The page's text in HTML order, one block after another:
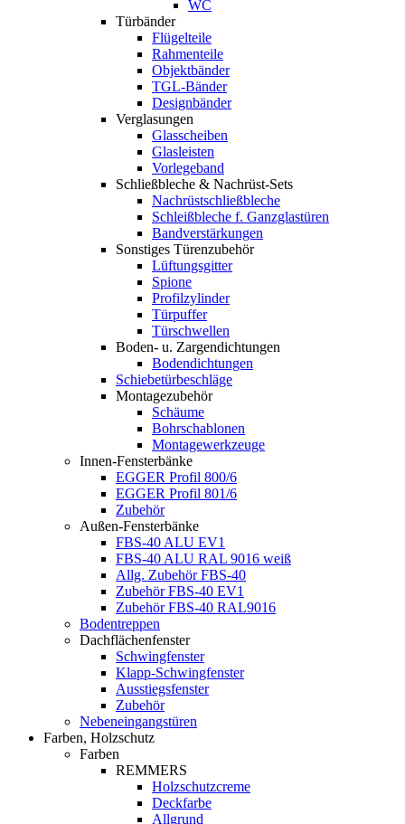
WC
Türbänder
Flügelteile
Rahmenteile
Objektbänder
TGL-Bänder
Designbänder
Verglasungen
Glasscheiben
Glasleisten
Vorlegeband
Schließbleche & Nachrüst-Sets
Nachrüstschließbleche
Schleißbleche f. Ganzglastüren
Bandverstärkungen
Sonstiges Türenzubehör
Lüftungsgitter
Spione
Profilzylinder
Türpuffer
Türschwellen
Boden- u. Zargendichtungen
Bodendichtungen
Schiebetürbeschläge
Montagezubehör
Schäume
Bohrschablonen
Montagewerkzeuge
Innen-Fensterbänke
EGGER Profil 800/6
EGGER Profil 801/6
Zubehör
Außen-Fensterbänke
FBS-40 ALU EV1
FBS-40 ALU RAL 9016 weiß
Allg. Zubehör FBS-40
Zubehör FBS-40 EV1
Zubehör FBS-40 RAL9016
Bodentreppen
Dachflächenfenster
Schwingfenster
Klapp-Schwingfenster
Ausstiegsfenster
Zubehör
Nebeneingangstüren
Farben, Holzschutz
Farben
REMMERS
Holzschutzcreme
Deckfarbe
Allgrund